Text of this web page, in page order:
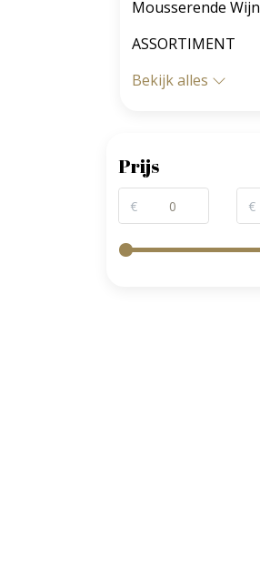
Mousserende Wijn
ASSORTIMENT
Bekijk alles
Prijs
€ €